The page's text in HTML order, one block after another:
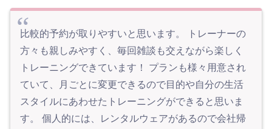
比較的予約が取りやすいと思います。 トレーナーの
方々も親しみやすく、毎回雑談も交えながら楽しく
トレーニングできています！ プランも様々用意され
ていて、月ごとに変更できるので目的や自分の生活
スタイルにあわせたトレーニングができると思いま
す。 個人的には、レンタルウェアがあるので会社帰